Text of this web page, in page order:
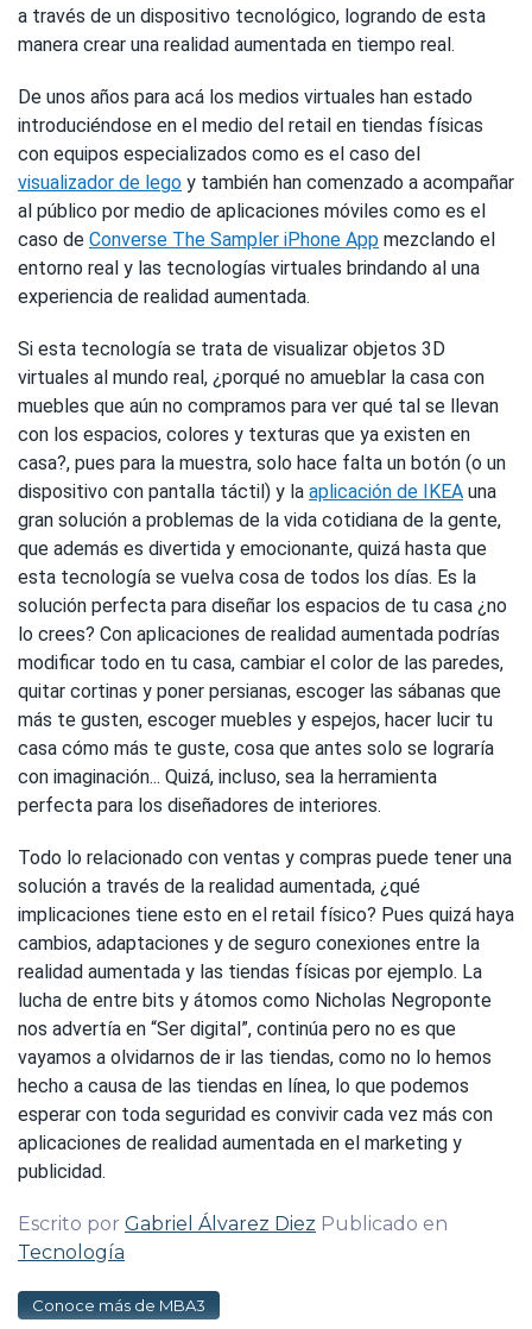
a través de un dispositivo tecnológico, logrando de esta
manera crear una realidad aumentada en tiempo real.
De unos años para acá los medios virtuales han estado
introduciéndose en el medio del retail en tiendas físicas
con equipos especializados como es el caso del
visualizador de lego y también han comenzado a acompañar
al público por medio de aplicaciones móviles como es el
caso de Converse The Sampler iPhone App mezclando el
entorno real y las tecnologías virtuales brindando al una
experiencia de realidad aumentada.
Si esta tecnología se trata de visualizar objetos 3D
virtuales al mundo real, ¿porqué no amueblar la casa con
muebles que aún no compramos para ver qué tal se llevan
con los espacios, colores y texturas que ya existen en
casa?, pues para la muestra, solo hace falta un botón (o un
dispositivo con pantalla táctil) y la aplicación de IKEA una
gran solución a problemas de la vida cotidiana de la gente,
que además es divertida y emocionante, quizá hasta que
esta tecnología se vuelva cosa de todos los días. Es la
solución perfecta para diseñar los espacios de tu casa ¿no
lo crees? Con aplicaciones de realidad aumentada podrías
modificar todo en tu casa, cambiar el color de las paredes,
quitar cortinas y poner persianas, escoger las sábanas que
más te gusten, escoger muebles y espejos, hacer lucir tu
casa cómo más te guste, cosa que antes solo se lograría
con imaginación... Quizá, incluso, sea la herramienta
perfecta para los diseñadores de interiores.
Todo lo relacionado con ventas y compras puede tener una
solución a través de la realidad aumentada, ¿qué
implicaciones tiene esto en el retail físico? Pues quizá haya
cambios, adaptaciones y de seguro conexiones entre la
realidad aumentada y las tiendas físicas por ejemplo. La
lucha de entre bits y átomos como Nicholas Negroponte
nos advertía en “Ser digital”, continúa pero no es que
vayamos a olvidarnos de ir las tiendas, como no lo hemos
hecho a causa de las tiendas en línea, lo que podemos
esperar con toda seguridad es convivir cada vez más con
aplicaciones de realidad aumentada en el marketing y
publicidad.
Escrito por Gabriel Álvarez Diez Publicado en
Tecnología
Conoce más de MBA3